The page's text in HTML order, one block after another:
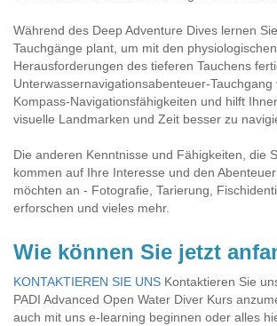
Während des Deep Adventure Dives lernen
Tauchgänge plant, um mit den
Herausforderungen des tieferen Tauchens
Unterwassernavigationsabenteuer-Tauchgang
Kompass-Navigationsfähigkeiten und hilft
visuelle Landmarken und Zeit besser zu
Die anderen Kenntnisse und Fähigkeiten, die
kommen auf Ihre Interesse und den
möchten an - Fotografie, Tarierung,
erforschen und vieles mehr.
Wie können Sie jetzt
KONTAKTIEREN SIE UNS Kontaktieren Sie
PADI Advanced Open Water Diver Kurs
auch mit uns e-learning beginnen oder alles